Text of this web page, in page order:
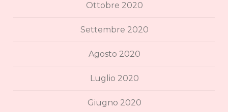
Ottobre 2020
Settembre 2020
Agosto 2020
Luglio 2020
Giugno 2020